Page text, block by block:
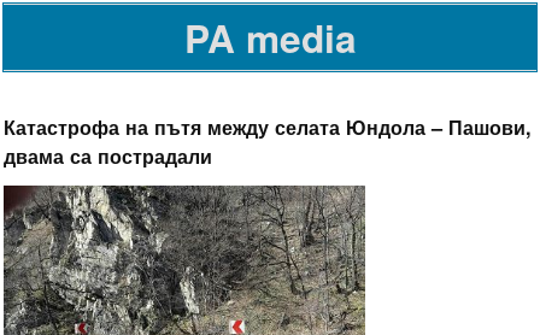
PA media
Катастрофа на пътя между селата Юндола – Пашови,
двама са пострадали